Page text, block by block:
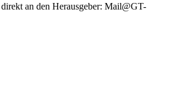
an den Herausgeber: Mail@GT-